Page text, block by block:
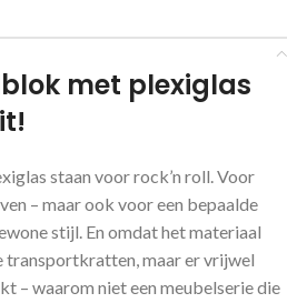
met plexiglas
staan voor rock’n roll. Voor
– maar ook voor een bepaalde
stijl. En omdat het materiaal
transportkratten, maar er vrijwel
– waarom niet een meubelserie die